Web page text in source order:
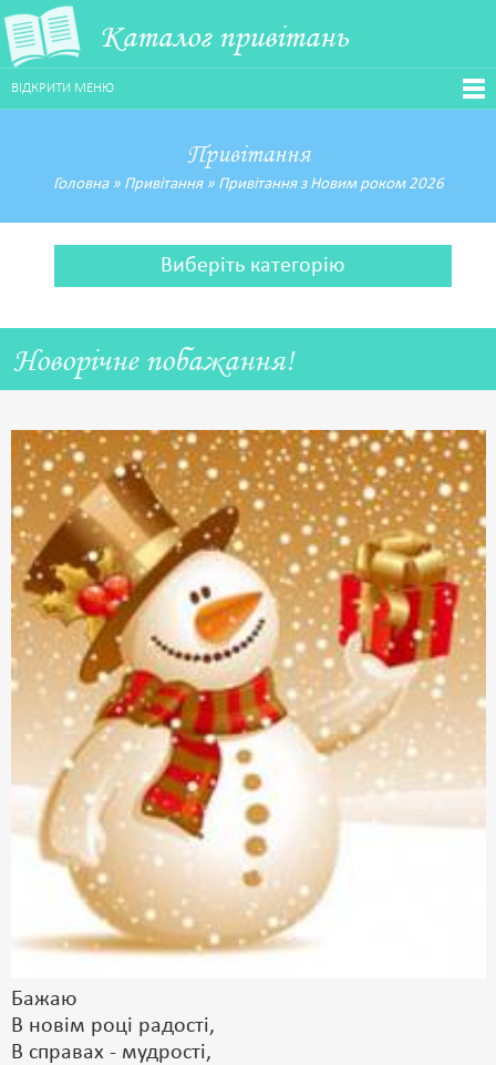
Каталог привітань
ВІДКРИТИ МЕНЮ
Привітання
Головна» Привітання» Привітання з Новим роком 2026
Виберіть категорію
Новорічне побажання!
Бажаю
В новім році радості,
В справах - мудрості,